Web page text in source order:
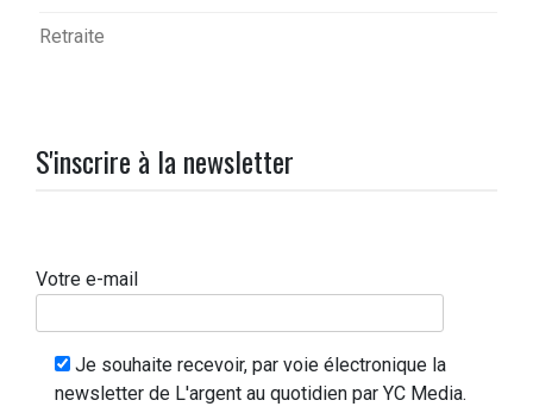
Retraite
S'inscrire à la newsletter
Votre e-mail
Je souhaite recevoir, par voie électronique la
newsletter de L'argent au quotidien par YC Media.